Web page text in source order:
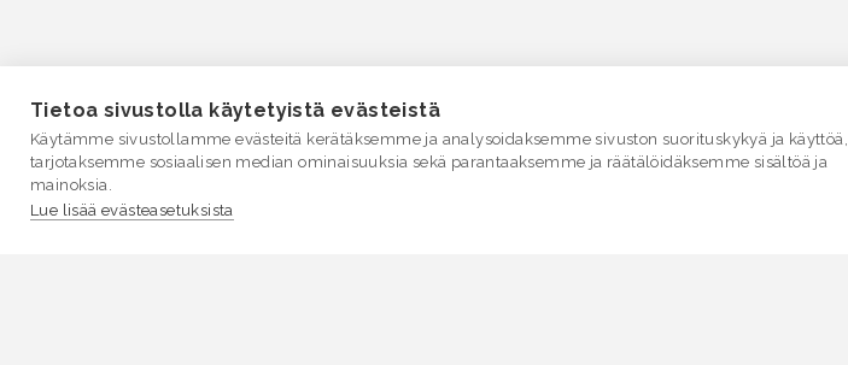
Tietoa sivustolla käytetyistä evästeistä
Käytämme sivustollamme evästeitä kerätäksemme ja analysoidaksemme sivuston suorituskykyä ja käyttöä,
tarjotaksemme sosiaalisen median ominaisuuksia sekä parantaaksemme ja räätälöidäksemme sisältöä ja
mainoksia.
Lue lisää evästeasetuksista